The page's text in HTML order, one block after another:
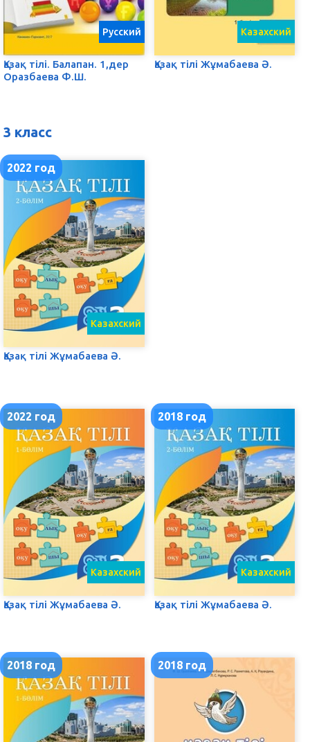
Қазақ тілі. Балапан. 1,дер
Оразбаева Ф.Ш.
Русский
Қазақ тілі Жұмабаева Ә.
Казахский
3 класс
2022 год
Қазақ тілі Жұмабаева Ә.
Казахский
2022 год
Қазақ тілі Жұмабаева Ә.
Казахский
2018 год
Қазақ тілі Жұмабаева Ә.
Казахский
2018 год 2018 год